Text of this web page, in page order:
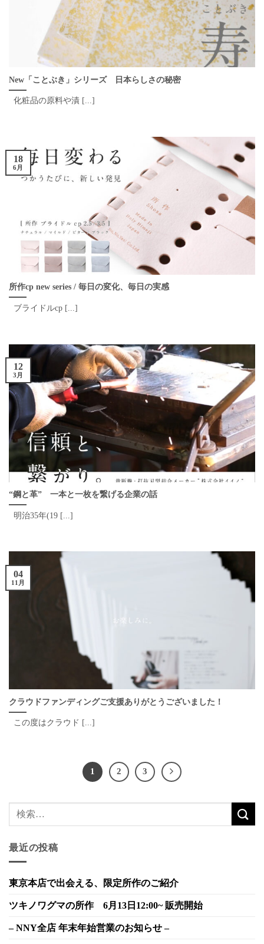
New「ことぶき」シリーズ 日本らしさの秘密
化粧品の原料や漬 [...]
所作cp new series / 毎日の変化、毎日の実感
ブライドルcp [...]
18
6月
“鋼と革” 一本と一枚を繋げる企業の話
明治35年(19 [...]
12
3月
クラウドファンディングご支援ありがとうございました！
この度はクラウド [...]
04
11月
1 2 3
最近の投稿
東京本店で出会える、限定所作のご紹介
ツキノワグマの所作 6月13日12:00~ 販売開始
– NNY全店 年末年始営業のお知らせ –